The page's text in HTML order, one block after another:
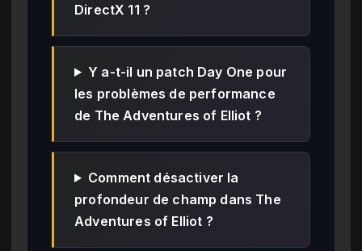
DirectX 11 ?
Y a-t-il un patch Day One pour
les problèmes de performance
de The Adventures of Elliot ?
Comment désactiver la
profondeur de champ dans The
Adventures of Elliot ?